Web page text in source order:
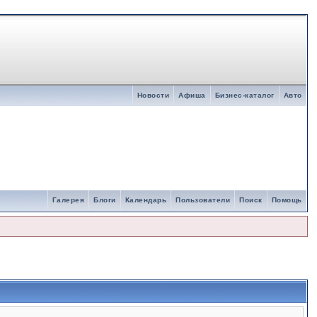
Авто
Бизнес-каталог
Афиша
Новости
Помощь
Поиск
Пользователи
Календарь
Блоги
Галерея